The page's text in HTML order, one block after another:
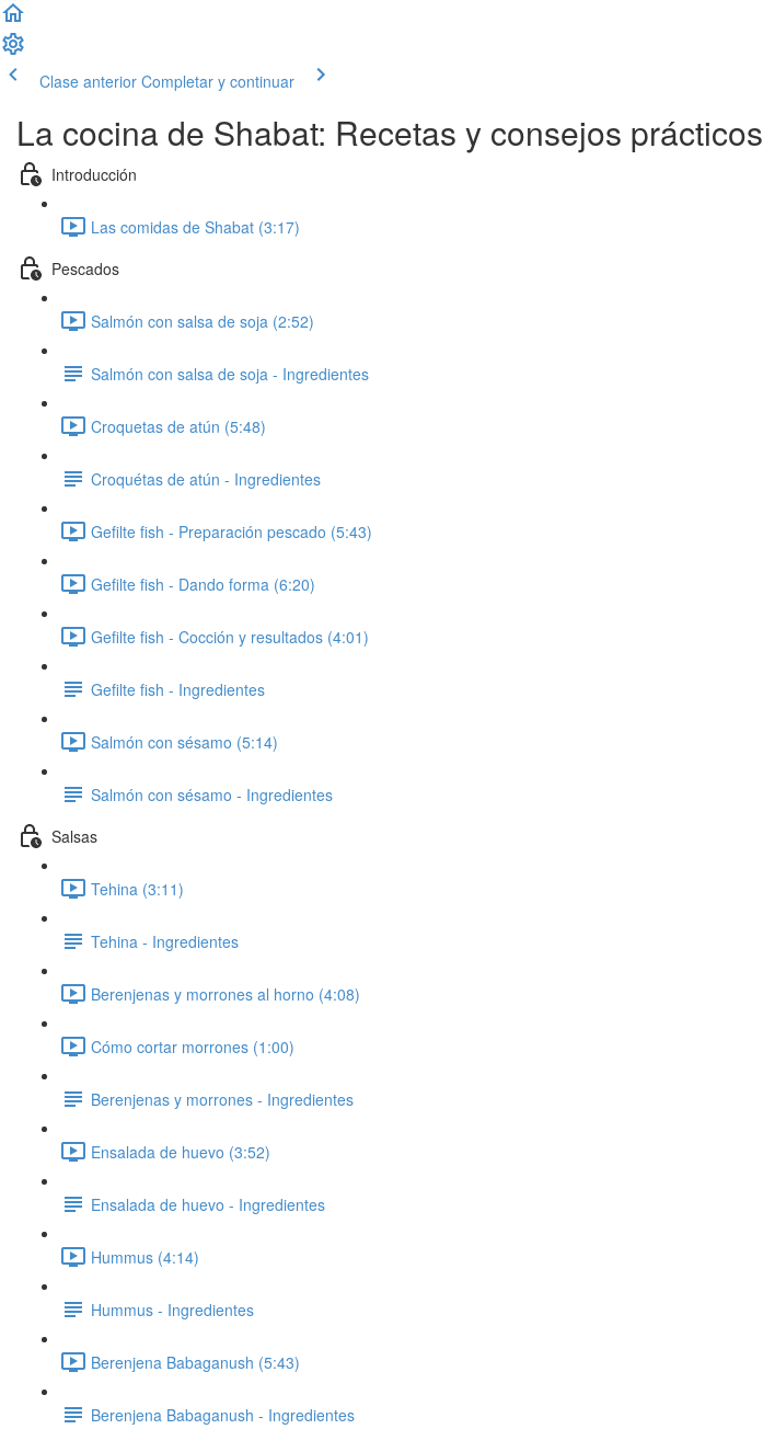
Clase anterior Completar y continuar
La cocina de Shabat: Recetas y consejos prácticos
Introducción
Las comidas de Shabat (3:17)
Pescados
Salmón con salsa de soja (2:52)
Salmón con salsa de soja - Ingredientes
Croquetas de atún (5:48)
Croquétas de atún - Ingredientes
Gefilte fish - Preparación pescado (5:43)
Gefilte fish - Dando forma (6:20)
Gefilte fish - Cocción y resultados (4:01)
Gefilte fish - Ingredientes
Salmón con sésamo (5:14)
Salmón con sésamo - Ingredientes
Salsas
Tehina (3:11)
Tehina - Ingredientes
Berenjenas y morrones al horno (4:08)
Cómo cortar morrones (1:00)
Berenjenas y morrones - Ingredientes
Ensalada de huevo (3:52)
Ensalada de huevo - Ingredientes
Hummus (4:14)
Hummus - Ingredientes
Berenjena Babaganush (5:43)
Berenjena Babaganush - Ingredientes